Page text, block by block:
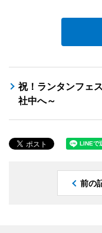
祝！ランタンフェ
社中へ～
前の